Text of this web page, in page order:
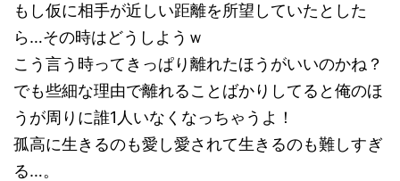
もし仮に相手が近しい距離を所望していたとした
ら…その時はどうしようｗ
こう言う時ってきっぱり離れたほうがいいのかね？
でも些細な理由で離れることばかりしてると俺のほ
うが周りに誰1人いなくなっちゃうよ！
孤高に生きるのも愛し愛されて生きるのも難しすぎ
る…。